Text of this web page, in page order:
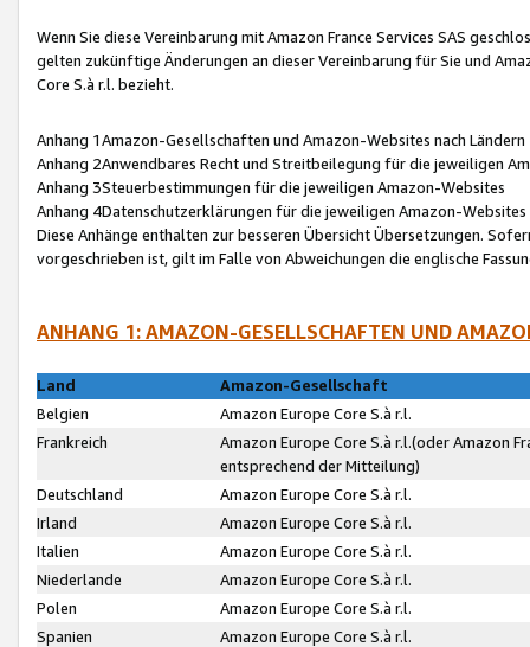
Wenn Sie diese Vereinbarung mit Amazon France Services SAS
gelten zukünftige Änderungen an dieser Vereinbarung für Sie und
Core S.à r.l. bezieht.
Anhang 1Amazon-Gesellschaften und Amazon-Websites nach Ländern
Anhang 2Anwendbares Recht und Streitbeilegung für die jeweiligen
Anhang 3Steuerbestimmungen für die jeweiligen Amazon-Websites
Anhang 4Datenschutzerklärungen für die jeweiligen Amazon-Websites
Diese Anhänge enthalten zur besseren Übersicht Übersetzungen.
vorgeschrieben ist, gilt im Falle von Abweichungen die englische
ANHANG 1: AMAZON-GESELLSCHAFTEN UND
Land
Amazon-Gesellschaft
Belgien
Amazon Europe Core S.à r.l.
Frankreich
Amazon Europe Core S.à r.l.(oder Amazon
entsprechend der Mitteilung)
Deutschland
Amazon Europe Core S.à r.l.
Irland
Amazon Europe Core S.à r.l.
Italien
Amazon Europe Core S.à r.l.
Niederlande
Amazon Europe Core S.à r.l.
Polen
Amazon Europe Core S.à r.l.
Spanien
Amazon Europe Core S.à r.l.